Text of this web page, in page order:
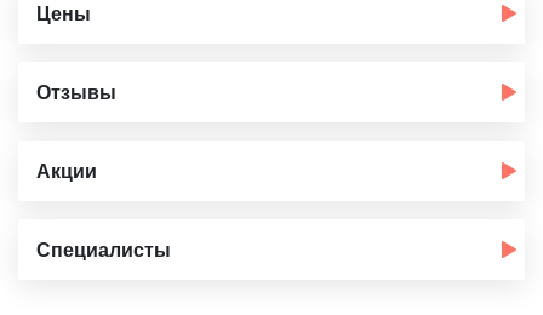
Цены
Отзывы
Акции
Специалисты